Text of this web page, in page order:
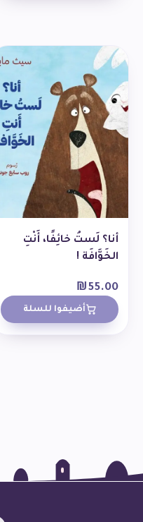
أنا؟ لَستُ خائِفًا، أَنْتِ
الخَوَّافَة !
₪55.00
أضيفوا للسلة